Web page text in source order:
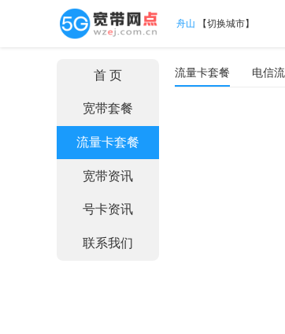
舟山 【切换城市】
流量卡套餐 电信
首 页
宽带套餐
流量卡套餐
宽带资讯
号卡资讯
联系我们